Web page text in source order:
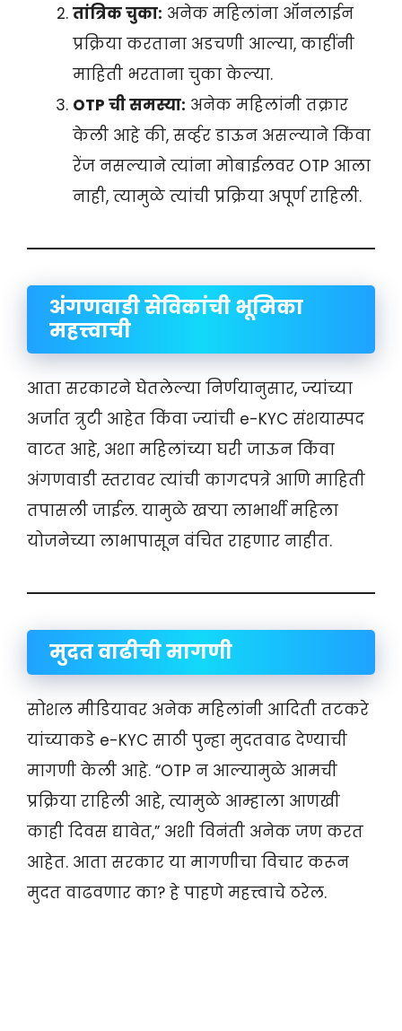
तांत्रिक चुका: अनेक महिलांना ऑनलाईन
प्रक्रिया करताना अडचणी आल्या, काहींनी
माहिती भरताना चुका केल्या.
OTP ची समस्या: अनेक महिलांनी तक्रार
केली आहे की, सर्व्हर डाऊन असल्याने किंवा
रेंज नसल्याने त्यांना मोबाईलवर OTP आला
नाही, त्यामुळे त्यांची प्रक्रिया अपूर्ण राहिली.
अंगणवाडी सेविकांची भूमिका
महत्त्वाची
आता सरकारने घेतलेल्या निर्णयानुसार, ज्यांच्या
अर्जात त्रुटी आहेत किंवा ज्यांची e-KYC संशयास्पद
वाटत आहे, अशा महिलांच्या घरी जाऊन किंवा
अंगणवाडी स्तरावर त्यांची कागदपत्रे आणि माहिती
तपासली जाईल. यामुळे खऱ्या लाभार्थी महिला
योजनेच्या लाभापासून वंचित राहणार नाहीत.
मुदत वाढीची मागणी
सोशल मीडियावर अनेक महिलांनी आदिती तटकरे
यांच्याकडे e-KYC साठी पुन्हा मुदतवाढ देण्याची
मागणी केली आहे. “OTP न आल्यामुळे आमची
प्रक्रिया राहिली आहे, त्यामुळे आम्हाला आणखी
काही दिवस द्यावेत,” अशी विनंती अनेक जण करत
आहेत. आता सरकार या मागणीचा विचार करून
मुदत वाढवणार का? हे पाहणे महत्त्वाचे ठरेल.